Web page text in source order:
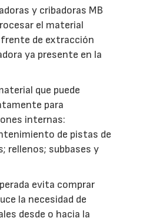
y cribadoras MB
el material
de extracción
ya presente en la
que puede
para
internas:
de pistas de
rellenos; subbases y
evita comprar
la necesidad de
desde o hacia la